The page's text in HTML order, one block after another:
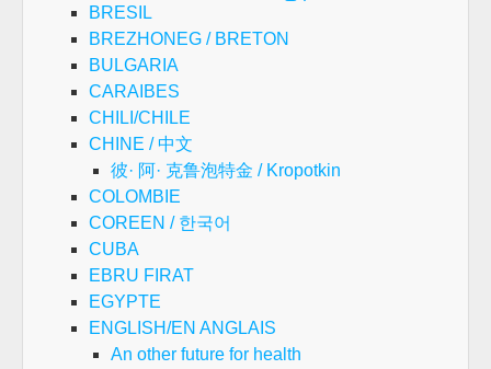
BRESIL
BREZHONEG / BRETON
BULGARIA
CARAIBES
CHILI/CHILE
CHINE / 中文
彼· 阿· 克鲁泡特金 / Kropotkin
COLOMBIE
COREEN / 한국어
CUBA
EBRU FIRAT
EGYPTE
ENGLISH/EN ANGLAIS
An other future for health